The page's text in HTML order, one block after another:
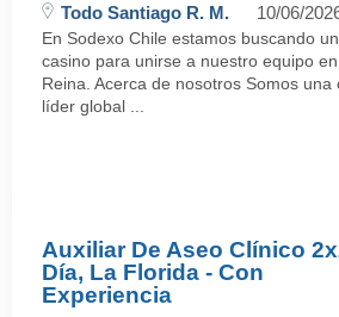
Todo Santiago R. M. 10/06/
En Sodexo Chile estamos buscando
casino para unirse a nuestro equipo
Reina. Acerca de nosotros Somos
líder global ...
Auxiliar De Aseo Clínico
Día, La Florida - Con
Experiencia